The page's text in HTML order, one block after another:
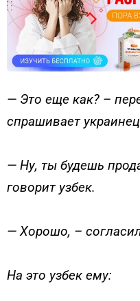
— Это еще как? –
спрашивает
— Ну, ты будешь
говорит узбек.
— Хорошо, –
На это узбек ему: